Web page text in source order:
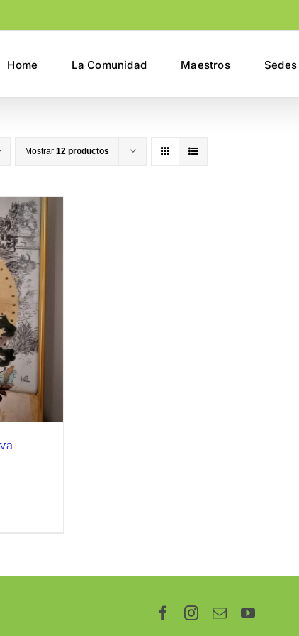
Home La Comunidad Maestros Sedes
Mostrar 12 productos
Facebook
Instagram
CorreoYouTube